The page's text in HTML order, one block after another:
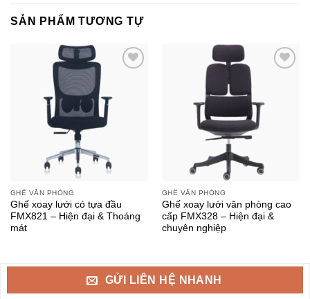
SẢN PHẨM TƯƠNG TỰ
GHẾ VĂN PHÒNG
Ghế xoay lưới có tựa đầu
FMX821 – Hiện đại & Thoáng
mát
GHẾ VĂN PHÒNG
Ghế xoay lưới văn phòng cao
cấp FMX328 – Hiện đại &
chuyên nghiệp
GỬI LIÊN HỆ NHANH